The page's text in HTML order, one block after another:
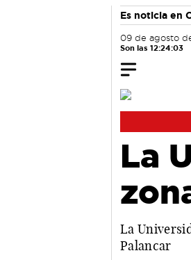
Es noticia en
09 de agosto
Son las 12:24:04
La
La
Palancar